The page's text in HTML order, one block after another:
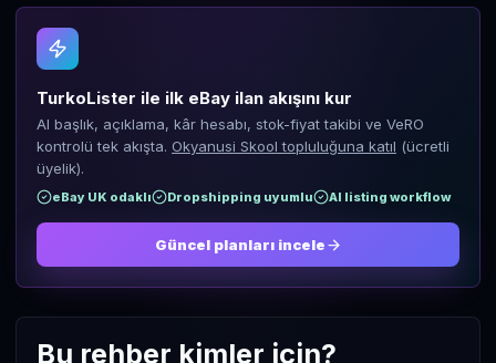
TurkoLister ile ilk eBay ilan akışını kur
AI başlık, açıklama, kâr hesabı, stok-fiyat takibi ve VeRO
kontrolü tek akışta. Okyanusi Skool topluluğuna katıl (ücretli
üyelik).
eBay UK odaklı Dropshipping uyumlu AI listing workflow
Güncel planları incele
Bu rehber kimler için?